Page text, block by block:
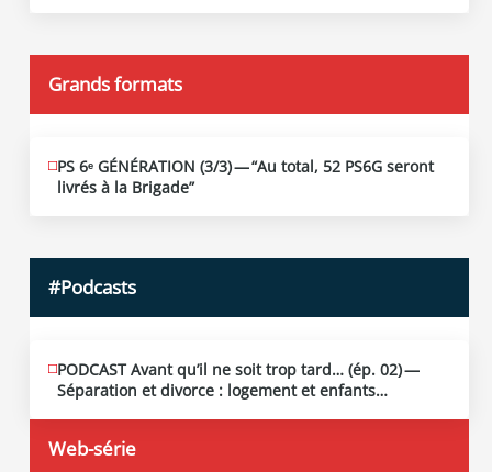
Grands formats
JUIN
19
2026
PS 6ᵉ GÉNÉRATION (3/​3) — “Au total, 52 PS6G seront
livrés à la Brigade”
#Podcasts
MAI
13
2026
PODCAST Avant qu’il ne soit trop tard… (ép. 02) —
Séparation et divorce : logement et enfants…
Web-série